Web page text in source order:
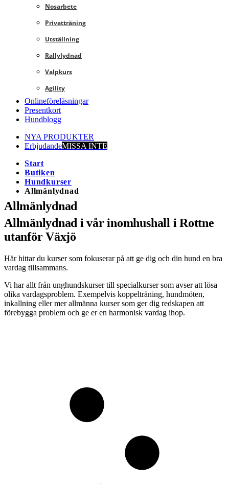
Nosarbete
Privatträning
Utställning
Rallylydnad
Valpkurs
Agility
Onlineföreläsningar
Presentkort
Hundblogg
NYA PRODUKTER
ErbjudandeMISSA INTE
Start
Butiken
Hundkurser
Allmänlydnad
Allmänlydnad
Allmänlydnad i vår inomhushall i Rottne
utanför Växjö
Här hittar du kurser som fokuserar på att ge dig och din hund en bra
vardag tillsammans.
Vi har allt från unghundskurser till specialkurser som avser att lösa
olika vardagsproblem. Exempelvis koppelträning, hundmöten,
inkallning eller mer allmänna kurser som ger dig redskapen att
förebygga problem och ge er en harmonisk vardag ihop.